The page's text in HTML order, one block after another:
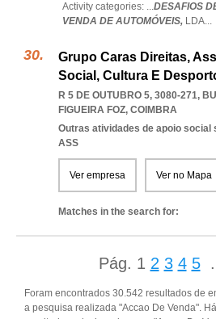
Activity categories: ...DESAFIOS
VENDA DE AUTOMÓVEIS, LDA...
Grupo Caras Direitas,
Social, Cultura E
R 5 DE OUTUBRO 5, 3080-271,
FIGUEIRA FOZ, COIMBRA
Outras atividades de apoio social
ASS
Ver empresa Ver no Mapa
Matches in the search for:
Pág. 1 2 3 4 5
Foram encontrados 30.542 resultados de
a pesquisa realizada "Accao De Venda".